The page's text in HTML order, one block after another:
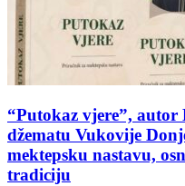
“Putokaz vjere”, autor
džematu Vukovije
mektepsku nastavu,
tradiciju